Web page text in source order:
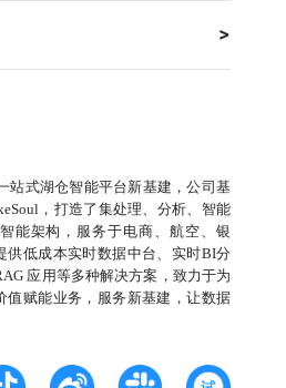
站式湖仓智能平台新基建，公司基
，打造了集处理、分析、智能
能架构，服务于电商、航空、银
供低成本实时数据中台、实时BI分
应用等多种解决方案，致力于为
值赋能业务，服务新基建，让数据